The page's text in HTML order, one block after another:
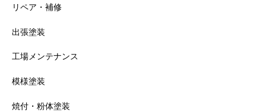
リペア・補修
出張塗装
工場メンテナンス
模様塗装
焼付・粉体塗装